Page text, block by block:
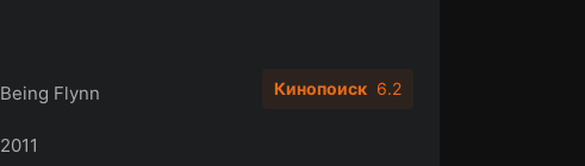
Being Flynn
2011
Кинопоиск 6.2